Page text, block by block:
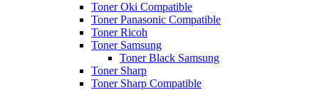
Toner Oki Compatible
Toner Panasonic Compatible
Toner Ricoh
Toner Samsung
Toner Black Samsung
Toner Sharp
Toner Sharp Compatible